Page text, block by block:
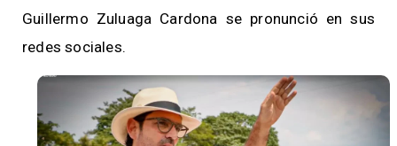
Guillermo Zuluaga Cardona se pronunció en sus
redes sociales.